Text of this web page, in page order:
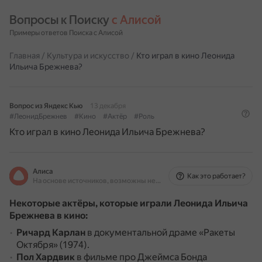
Вопросы к Поиску с Алисой
Примеры ответов Поиска с Алисой
Главная / Культура и искусство / Кто играл в кино Леонида
Ильича Брежнева?
Вопрос из Яндекс Кью
13 декабря
#ЛеонидБрежнев
#Кино #Актёр #Роль
Кто играл в кино Леонида Ильича Брежнева?
Алиса
На основе источников, возможны неточности
Как это работает?
Некоторые актёры, которые играли Леонида Ильича
Брежнева в кино:
Ричард Карлан в документальной драме «Ракеты
Октября» (1974).
Пол Хардвик в фильме про Джеймса Бонда